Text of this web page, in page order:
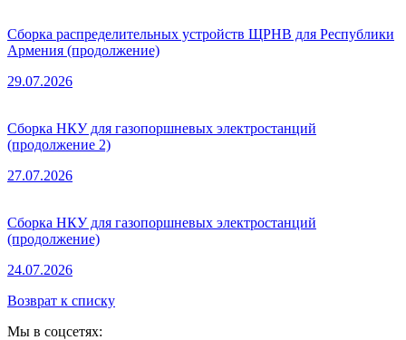
Сборка распределительных устройств ЩРНВ для Республики
Армения (продолжение)
29.07.2026
Сборка НКУ для газопоршневых электростанций
(продолжение 2)
27.07.2026
Сборка НКУ для газопоршневых электростанций
(продолжение)
24.07.2026
Возврат к списку
Мы в соцсетях: